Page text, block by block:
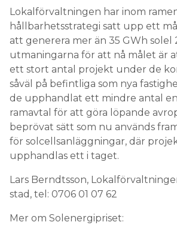
Lokalförvaltningen har inom
hållbarhetsstrategi satt upp ett
att generera mer än 35 GWh solel
utmaningarna för att nå målet är
ett stort antal projekt under de
såväl på befintliga som nya
de upphandlat ett mindre antal
ramavtal för att göra löpande
beprövat sätt som nu används
för solcellsanläggningar, där
upphandlas ett i taget.
Lars Berndtsson,
stad, tel: 0706 01 07 62
Mer om Solenergipriset: